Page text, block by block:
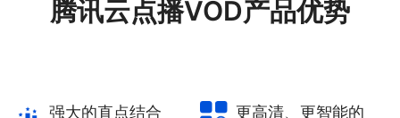
腾讯云点播VOD产品优势
强大的直点结合
更高清、更智能的